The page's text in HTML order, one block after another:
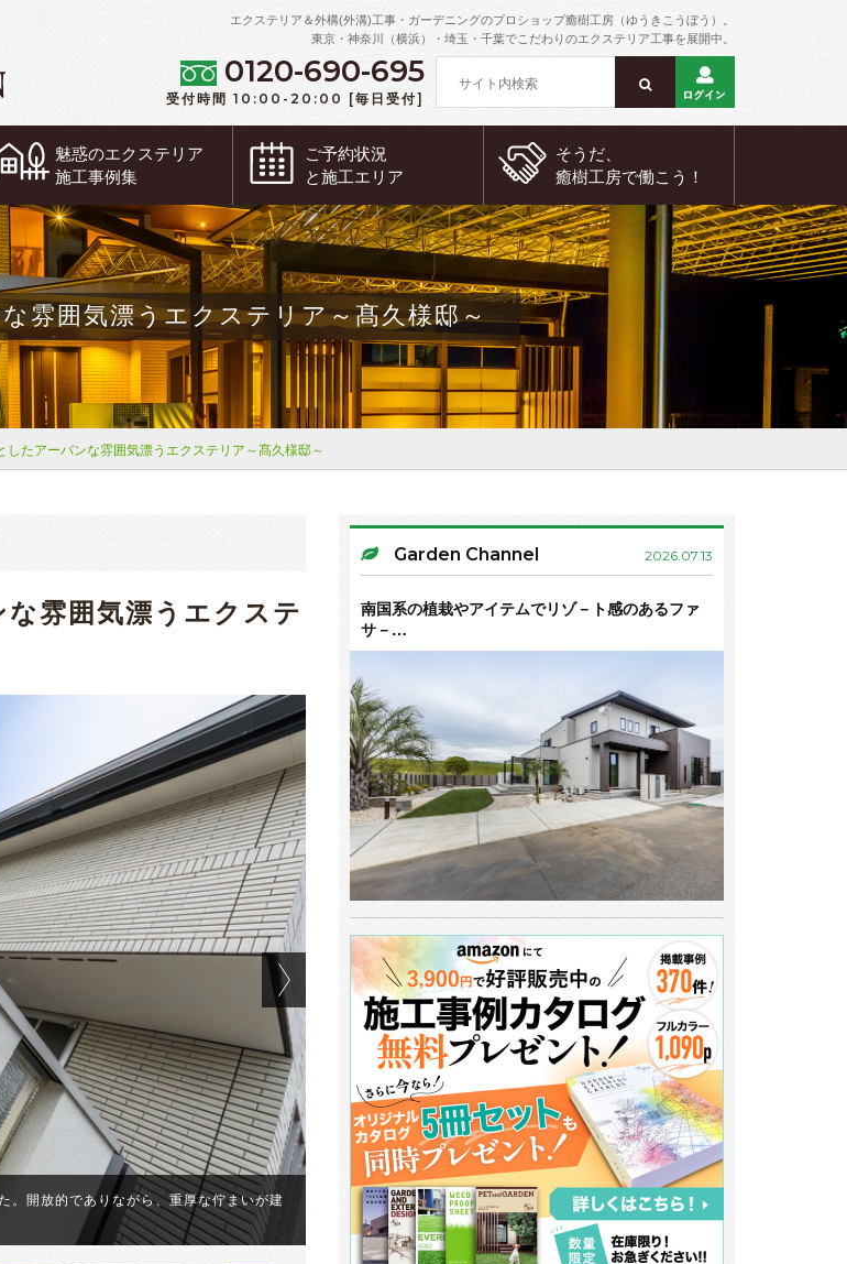
エクステリア＆外構(外溝)工事・ガーデニングのプロショップ癒樹工房（ゆうきこうぼう）。
東京・神奈川（横浜）・埼玉・千葉でこだわりのエクステリア工事を展開中。
0120-690-695
受付時間 10:00-20:00 [毎日受付]
魅惑のエクステリア
施工事例集
ご予約状況
と施工エリア
そうだ、
癒樹工房で働こう！
雰囲気漂うエクステリア～髙久様邸～
したアーバンな雰囲気漂うエクステリア～髙久様邸～
雰囲気漂うエクステ
。開放的でありながら、重厚な佇まいが建
ピンコロ石のアプローチ。濃い色のピンコロ石を使い、全体を引き締めます。
Garden Channel 2026.07.13
南国系の植栽やアイテムでリゾ－ト感のあるファ
サ－…